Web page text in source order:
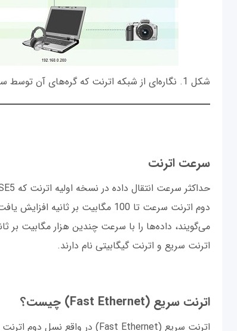
شکل 1. نگاره‌ای از شبکه اترنت که گره‌های آن توسط سوئیچ یا هاب با هم‌بندی ستاره‌ای به هم متصل شده‌اند.
سرعت اترنت
دوم اترنت سرعت تا 100 مگابیت بر
می‌گویند، داده‌ها را با سرعت چندین هزار مگابیت بر
اترنت سریع و اترنت گیگابیتی نام دارند.
اترنت سریع (Fast Ethernet) چیست؟